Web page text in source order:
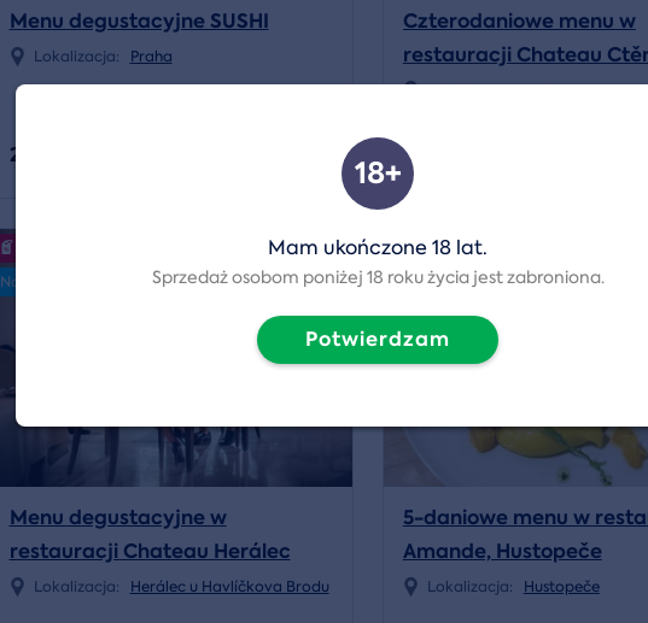
Menu degustacyjne SUSHI
Lokalizacja: Praha
2 436 CZK
Czterodaniowe menu w
restauracji Chateau
Praga
Lokalizacja: Praha
1 239 CZK
4.8/5
Nowość
Menu degustacyjne w
restauracji Chateau Herálec
Lokalizacja: Herálec u Havlíčkova Brodu
Volný termín od 09.08.2026
5-daniowe menu w
Amande, Hustopeče
Lokalizacja: Hustopeče
18+
Mam ukończone 18 lat.
Sprzedaż osobom poniżej 18 roku życia jest zabroniona.
Potwierdzam